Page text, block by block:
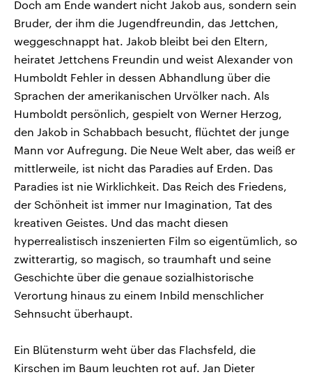
Doch am Ende wandert nicht Jakob aus, sondern sein
Bruder, der ihm die Jugendfreundin, das Jettchen,
weggeschnappt hat. Jakob bleibt bei den Eltern,
heiratet Jettchens Freundin und weist Alexander von
Humboldt Fehler in dessen Abhandlung über die
Sprachen der amerikanischen Urvölker nach. Als
Humboldt persönlich, gespielt von Werner Herzog,
den Jakob in Schabbach besucht, flüchtet der junge
Mann vor Aufregung. Die Neue Welt aber, das weiß er
mittlerweile, ist nicht das Paradies auf Erden. Das
Paradies ist nie Wirklichkeit. Das Reich des Friedens,
der Schönheit ist immer nur Imagination, Tat des
kreativen Geistes. Und das macht diesen
hyperrealistisch inszenierten Film so eigentümlich, so
zwitterartig, so magisch, so traumhaft und seine
Geschichte über die genaue sozialhistorische
Verortung hinaus zu einem Inbild menschlicher
Sehnsucht überhaupt.
Ein Blütensturm weht über das Flachsfeld, die
Kirschen im Baum leuchten rot auf. Jan Dieter